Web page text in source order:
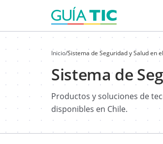
Inicio/Sistema de Seguridad y Salud en
Sistema de
Productos y soluciones de
disponibles en Chile.